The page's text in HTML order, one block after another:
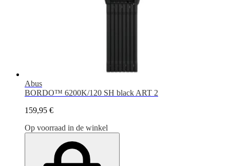
Abus
BORDO™ 6200K/120 SH black ART 2
159,95 €
Op voorraad in de winkel